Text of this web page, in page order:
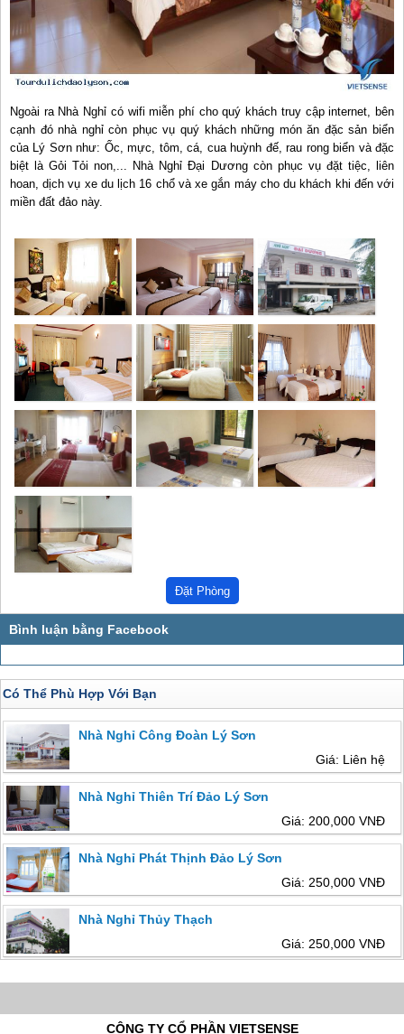
Ngoài ra Nhà Nghỉ có wifi miễn phí cho quý khách truy cập internet, bên
cạnh đó nhà nghỉ còn phục vụ quý khách những món ăn đặc sản biển
của Lý Sơn như: Ốc, mực, tôm, cá, cua huỳnh đế, rau rong biển và đặc
biệt là Gỏi Tỏi non,... Nhà Nghỉ Đại Dương còn phục vụ đặt tiệc, liên
hoan, dịch vụ xe du lịch 16 chổ và xe gắn máy cho du khách khi đến với
miền đất đảo này.
Có Thể Phù Hợp Với Bạn
Nhà Nghỉ Công Đoàn Lý Sơn
Giá: Liên hệ
Nhà Nghỉ Thiên Trí Đảo Lý Sơn
Giá: 200,000 VNĐ
Nhà Nghỉ Phát Thịnh Đảo Lý Sơn
Giá: 250,000 VNĐ
Nhà Nghỉ Thủy Thạch
Giá: 250,000 VNĐ
CÔNG TY CỔ PHẦN VIETSENSE